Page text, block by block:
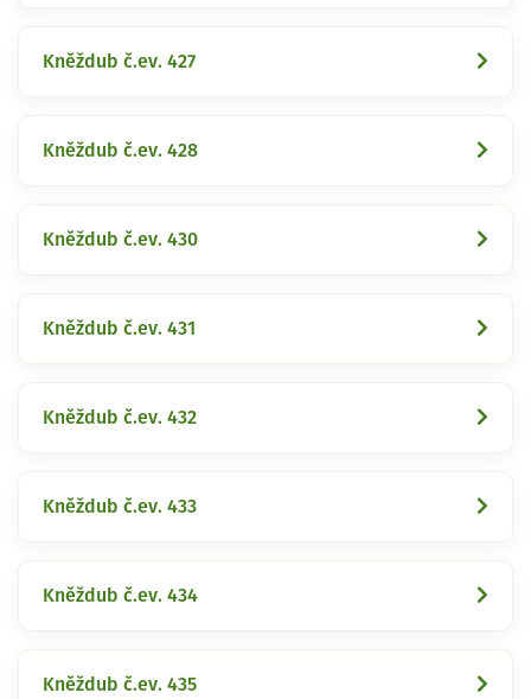
Kněždub č.ev. 427
Kněždub č.ev. 428
Kněždub č.ev. 430
Kněždub č.ev. 431
Kněždub č.ev. 432
Kněždub č.ev. 433
Kněždub č.ev. 434
Kněždub č.ev. 435